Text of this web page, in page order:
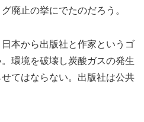
廃止の挙にでたのだろう。
本から出版社と作家というゴ
環境を破壊し炭酸ガスの発生
てはならない。出版社は公共